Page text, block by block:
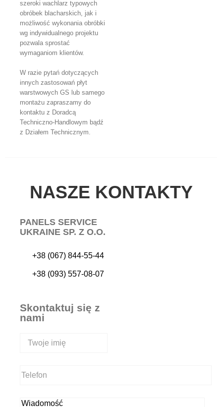
szeroki wachlarz typowych
obróbek blacharskich, jak i
możliwość wykonania obróbki
wg indywidualnego projektu
pozwala sprostać
wymaganiom klientów.
W razie pytań dotyczących
innych zastosowań płyt
warstwowych GS lub samego
montażu zapraszamy do
kontaktu z Doradcą
Techniczno-Handlowym bądź
z Działem Technicznym.
NASZE KONTAKTY
PANELS SERVICE
UKRAINE SP. Z O.O.
+38 (067) 844-55-44
+38 (093) 557-08-07
Skontaktuj się z
nami